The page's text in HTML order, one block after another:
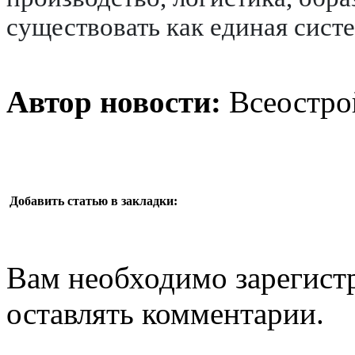
существовать как единая
Автор новости:
Добавить статью в закладки:
Вам необходимо
оставлять комментарии.